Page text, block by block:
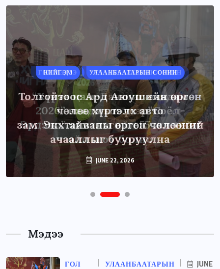
НИЙГЭМ УЛААНБААТАРЫН СОНИН
Толгойтоос Ард Аюушийн өргөн
чөлөө хүртэлх авто
зам Энхтайваны өргөн чөлөөний
ачааллыг бууруулна
JUNE 22, 2026
Мэдээ
ГОЛ
УЛААНБААТАРЫН
JUNE